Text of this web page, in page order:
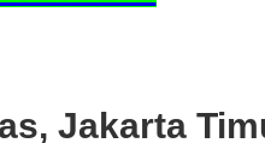
Jakarta